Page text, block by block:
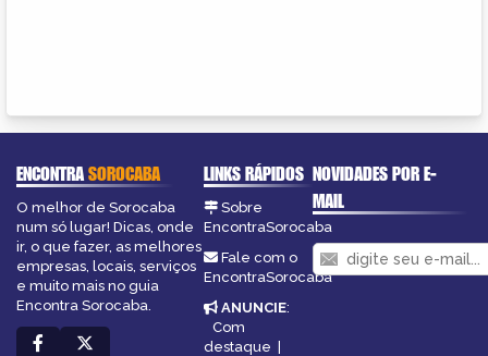
ENCONTRASOROCABA
O melhor de Sorocaba
num só lugar! Dicas, onde
ir, o que fazer, as melhores
empresas, locais, serviços
e muito mais no guia
Encontra Sorocaba.
LINKS RÁPIDOS
Sobre
EncontraSorocaba
Fale com o
EncontraSorocaba
ANUNCIE:
Com
destaque |
NOVIDADES POR E-
MAIL